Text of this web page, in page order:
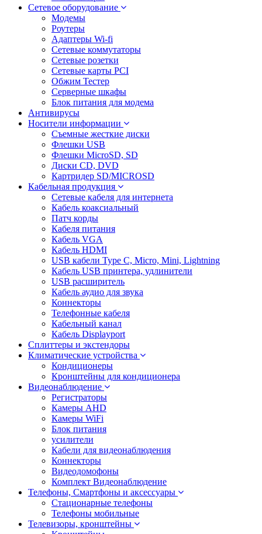
Сетевое оборудование
Модемы
Роутеры
Адаптеры Wi-fi
Сетевые коммутаторы
Сетевые розетки
Сетевые карты PCI
Обжим Тестер
Серверные шкафы
Блок питания для модема
Антивирусы
Носители информации
Съемные жесткие диски
Флешки USB
Флешки MicroSD, SD
Диски CD, DVD
Картридер SD/MICROSD
Кабельная продукция
Сетевые кабеля для интернета
Кабель коаксиальный
Патч корды
Кабеля питания
Кабель VGA
Кабель HDMI
USB кабели Type C, Micro, Mini, Lightning
Кабель USB принтера, удлинители
USB расширитель
Кабель аудио для звука
Коннекторы
Телефонные кабеля
Кабельный канал
Кабель Displayport
Сплиттеры и экстендоры
Климатические устройства
Кондиционеры
Кронштейны для кондиционера
Видеонаблюдение
Регистраторы
Камеры AHD
Камеры WiFi
Блок питания
усилители
Кабели для видеонаблюдения
Коннекторы
Видеодомофоны
Комплект Видеонаблюдение
Телефоны, Смартфоны и аксессуары
Стационарные телефоны
Телефоны мобильные
Телевизоры, кронштейны